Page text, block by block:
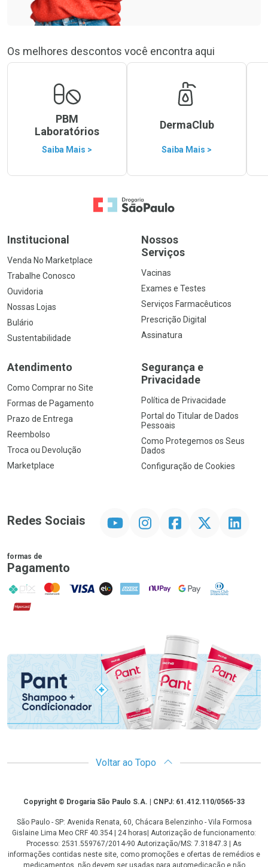
Os melhores descontos você encontra aqui
PBM
Laboratórios
Saiba Mais >
DermaClub
Saiba Mais >
Ir para a Home
Institucional
Venda No Marketplace
Trabalhe Conosco
Ouvidoria
Nossas Lojas
Bulário
Sustentabilidade
Nossos
Serviços
Vacinas
Exames e Testes
Serviços Farmacêuticos
Prescrição Digital
Assinatura
Atendimento
Como Comprar no Site
Formas de Pagamento
Prazo de Entrega
Reembolso
Troca ou Devolução
Marketplace
Segurança e
Privacidade
Política de Privacidade
Portal do Titular de Dados
Pessoais
Como Protegemos os Seus
Dados
Configuração de Cookies
Redes Sociais InstagramFacebookTwitter Linkedin
formas de
Pagamento
PIX MasterCard
VISA ELO AMEX NuPay Google PayDiners Club
Hipercard
Promoção em Destaque
Voltar ao Topo
CopyrightCopyright © Drogaria São Paulo S.A. | CNPJ: 61.412.110/0565-33
São Paulo - SP: Avenida Renata, 60, Chácara Belenzinho - Vila Formosa
Gislaine Lima Meo CRF 40.354 | 24 horas| Autorização de funcionamento:
Processo: 2531.559767/2014-90 Autorização/MS: 7.31847.3 | As
informações contidas neste site, como promoções e ofertas de remédios e
medicamentos, não devem ser usadas para automedicação e não